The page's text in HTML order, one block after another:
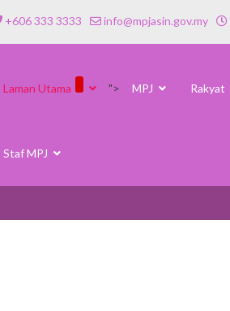
+606 333 3333 info@mpjasin.gov.my
Laman Utama "> MPJ Rakyat
Staf MPJ